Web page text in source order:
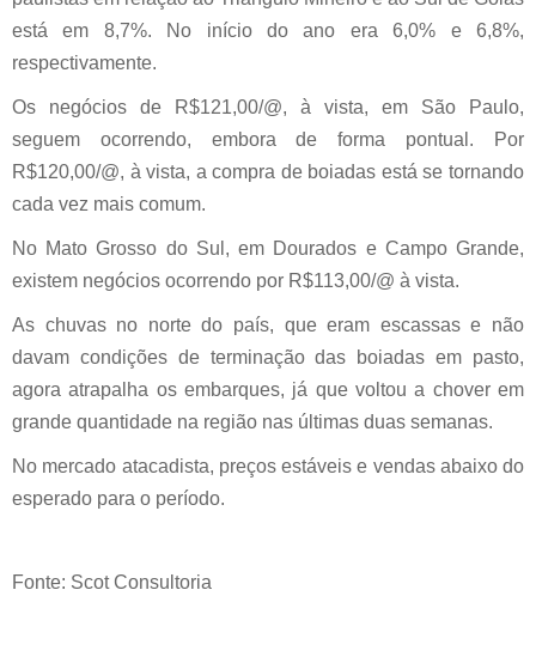
está em 8,7%. No início do ano era 6,0% e 6,8%,
respectivamente.
Os negócios de R$121,00/@, à vista, em São Paulo,
seguem ocorrendo, embora de forma pontual. Por
R$120,00/@, à vista, a compra de boiadas está se tornando
cada vez mais comum.
No Mato Grosso do Sul, em Dourados e Campo Grande,
existem negócios ocorrendo por R$113,00/@ à vista.
As chuvas no norte do país, que eram escassas e não
davam condições de terminação das boiadas em pasto,
agora atrapalha os embarques, já que voltou a chover em
grande quantidade na região nas últimas duas semanas.
No mercado atacadista, preços estáveis e vendas abaixo do
esperado para o período.
Fonte: Scot Consultoria